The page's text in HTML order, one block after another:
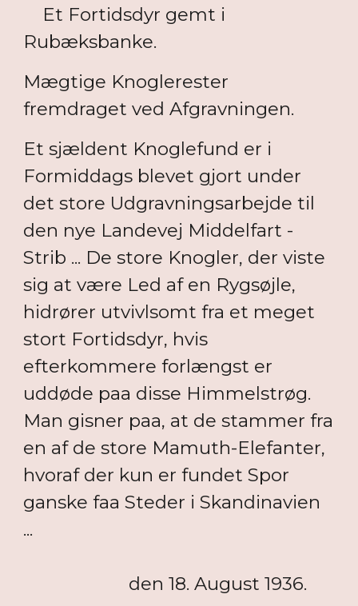
Et Fortidsdyr gemt i
Rubæksbanke.
Mægtige Knoglerester
fremdraget ved Afgravningen.
Et sjældent Knoglefund er i
Formiddags blevet gjort under
det store Udgravningsarbejde til
den nye Landevej Middelfart -
Strib ... De store Knogler, der viste
sig at være Led af en Rygsøjle,
hidrører utvivlsomt fra et meget
stort Fortidsdyr, hvis
efterkommere forlængst er
uddøde paa disse Himmelstrøg.
Man gisner paa, at de stammer fra
en af de store Mamuth-Elefanter,
hvoraf der kun er fundet Spor
ganske faa Steder i Skandinavien
...
den 18. August 1936.